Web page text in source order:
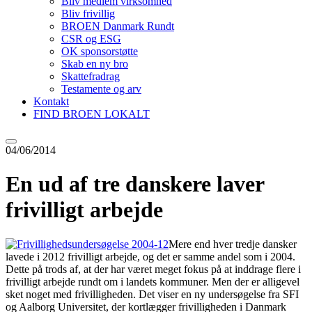
Bliv frivillig
BROEN Danmark Rundt
CSR og ESG
OK sponsorstøtte
Skab en ny bro
Skattefradrag
Testamente og arv
Kontakt
FIND BROEN LOKALT
04/06/2014
En ud af tre danskere laver
frivilligt arbejde
Mere end hver tredje dansker
lavede i 2012 frivilligt arbejde, og det er samme andel som i 2004.
Dette på trods af, at der har været meget fokus på at inddrage flere i
frivilligt arbejde rundt om i landets kommuner. Men der er alligevel
sket noget med frivilligheden. Det viser en ny undersøgelse fra SFI
og Aalborg Universitet, der kortlægger frivilligheden i Danmark